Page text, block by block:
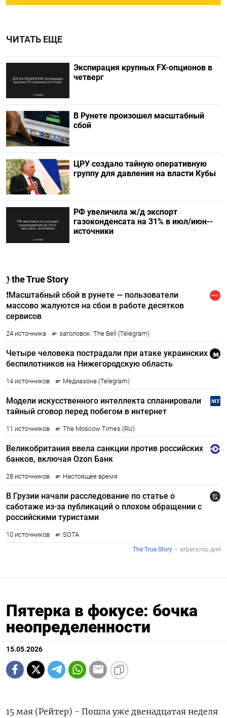
ЧИТАТЬ ЕЩЕ
Экспирация крупных FX-опционов в
четверг
В Рунете произошел масштабный
сбой
ЦРУ создало тайную оперативную
группу для давления на власти Кубы
РФ увеличила ж/д экспорт
газоконденсата на 31% в июл/июн--
источники
Пятерка в фокусе: бочка
неопределенности
15.05.2026
15 мая (Рейтер) - Пошла уже двенадцатая неделя